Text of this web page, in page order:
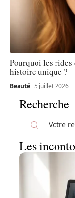
Pourquoi les rides
histoire unique ?
Beauté 5 juillet 2026
Recherche
Les